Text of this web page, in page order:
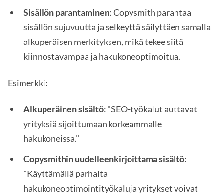
Sisällön parantaminen: Copysmith parantaa
sisällön sujuvuutta ja selkeyttä säilyttäen samalla
alkuperäisen merkityksen, mikä tekee siitä
kiinnostavampaa ja hakukoneoptimoitua.
Esimerkki:
Alkuperäinen sisältö: "SEO-työkalut auttavat
yrityksiä sijoittumaan korkeammalle
hakukoneissa."
Copysmithin uudelleenkirjoittama sisältö:
"Käyttämällä parhaita
hakukoneoptimointityökaluja yritykset voivat